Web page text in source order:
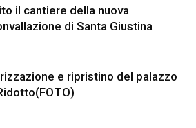
il cantiere della nuova
di Santa Giustina
e ripristino del palazzo